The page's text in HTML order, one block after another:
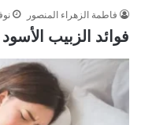
فاطمة الزهراء المنصور
فوائد الزبيب